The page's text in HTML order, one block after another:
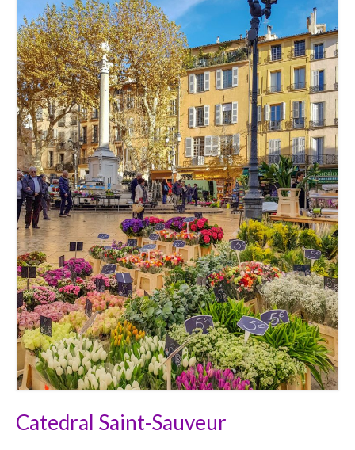
Catedral Saint-Sauveur